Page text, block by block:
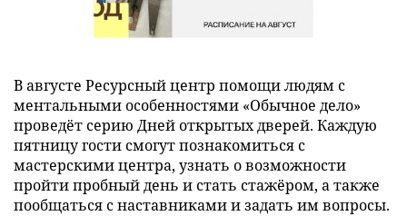
В августе Ресурсный центр помощи людям с
ментальными особенностями «Обычное дело»
проведёт серию Дней открытых дверей. Каждую
пятницу гости смогут познакомиться с
мастерскими центра, узнать о возможности
пройти пробный день и стать стажёром, а также
пообщаться с наставниками и задать им вопросы.